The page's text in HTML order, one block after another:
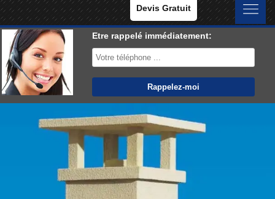
Devis Gratuit
Etre rappelé immédiatement: